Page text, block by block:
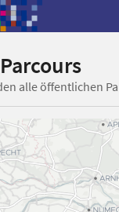
alle öffentlichen